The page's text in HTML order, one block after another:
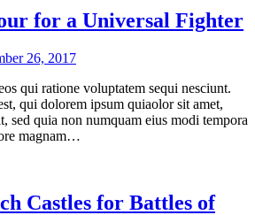
for a Universal Fighter
26, 2017
qui ratione voluptatem sequi nesciunt.
qui dolorem ipsum quiaolor sit amet,
sed quia non numquam eius modi tempora
magnam…
Castles for Battles of